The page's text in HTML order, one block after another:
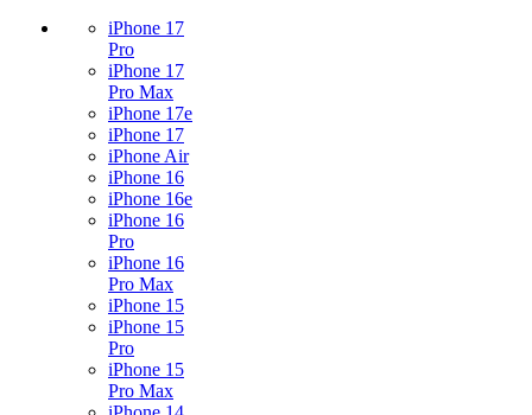
iPhone 17
Pro
iPhone 17
Pro Max
iPhone 17e
iPhone 17
iPhone Air
iPhone 16
iPhone 16e
iPhone 16
Pro
iPhone 16
Pro Max
iPhone 15
iPhone 15
Pro
iPhone 15
Pro Max